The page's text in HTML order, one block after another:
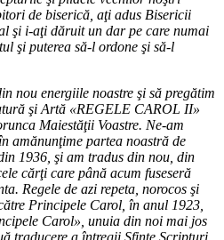
de biserică, aţi adus Bisericii
şi i-aţi dăruit un dar pe care numai
şi puterea să-l ordone şi să-l
nou energiile noastre şi să pregătim
şi Artă «REGELE CAROL II»
Maiestăţii Voastre. Ne-am
amănunţime partea noastră de
1936, şi am tradus din nou, din
cărţi care până acum fuseseră
Regele de azi repeta, norocos şi
Principele Carol, în anul 1923,
Carol», unuia din noi mai jos
traducere a întregii Sfinte Scripturi.